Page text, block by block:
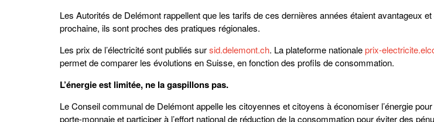
Les Autorités de Delémont rappellent que les tarifs de ces dernières années étaient avantageux et
prochaine, ils sont proches des pratiques régionales.
Les prix de l’électricité sont publiés sursid.delemont.ch. La plateforme nationaleprix-
permet de comparer les évolutions en Suisse, en fonction des profils de consommation.
L’énergie est limitée, ne la gaspillons pas.
Le Conseil communal de Delémont appelle les citoyennes et citoyens à économiser l’énergie
porte-monnaie et participer à l’effort national de réduction de la consommation pour éviter des